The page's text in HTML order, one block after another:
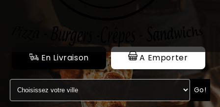
NOTRE RESTAURANT
VOS AVIS
MENTIONS LÉGALES
C.G.V
En Livraison A Emporter
Go!